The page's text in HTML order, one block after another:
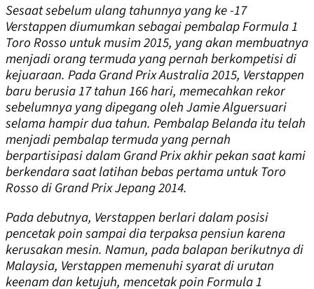
Sesaat sebelumulang tahunnya yang ke-17
Verstappen diumumkan sebagai pembalap Formula 1
Toro Rosso untuk musim 2015, yang akan membuatnya
menjadi orang termuda yang pernah berkompetisi di
kejuaraan. Pada Grand Prix Australia 2015, Verstappen
baru berusia 17 tahun 166 hari, memecahkan rekor
sebelumnya yang dipegang oleh Jamie Alguersuari
selama hampir dua tahun. Pembalap Belanda itu telah
menjadi pembalap termuda yang pernah
berpartisipasi dalam Grand Prix akhir pekan saat kami
berkendara saat latihan bebas pertama untuk Toro
Rosso di Grand Prix Jepang 2014.
Pada debutnya, Verstappen berlari dalam posisi
pencetak poin sampai dia terpaksa pensiun karena
kerusakan mesin. Namun, pada balapan berikutnya di
Malaysia, Verstappen memenuhi syarat di urutan
keenam dan ketujuh, mencetak poin Formula 1